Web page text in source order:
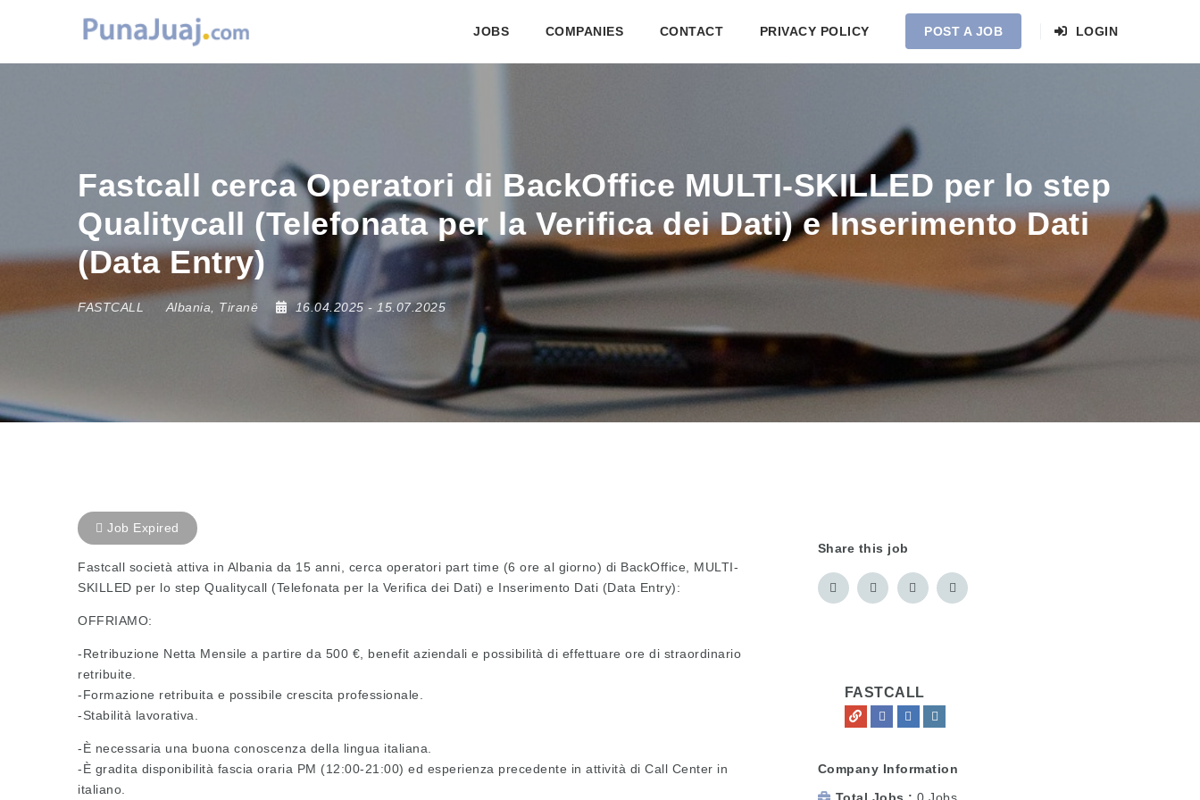
JOBS COMPANIES CONTACT PRIVACY POLICY POST A JOB LOGIN
Fastcall cerca Operatori di BackOffice MULTI-SKILLED per lo step
Qualitycall (Telefonata per la Verifica dei Dati) e Inserimento Dati
(Data Entry)
FASTCALL Albania Tiranë 16.04.2025 - 15.07.2025
Job Expired
Fastcall società attiva in Albania da 15 anni, cerca operatori part time (6 ore al giorno) di BackOffice, MULTI-
SKILLED per lo step Qualitycall (Telefonata per la Verifica dei Dati) e Inserimento Dati (Data Entry):
OFFRIAMO:
-Retribuzione Netta Mensile a partire da 500 €, benefit aziendali e possibilità di effettuare ore di straordinario
retribuite.
-Formazione retribuita e possibile crescita professionale.
-Stabilità lavorativa.
-È necessaria una buona conoscenza della lingua italiana.
-È gradita disponibilità fascia oraria PM (12:00-21:00) ed esperienza precedente in attività di Call Center in
italiano.
Share this job
FASTCALL
Company Information